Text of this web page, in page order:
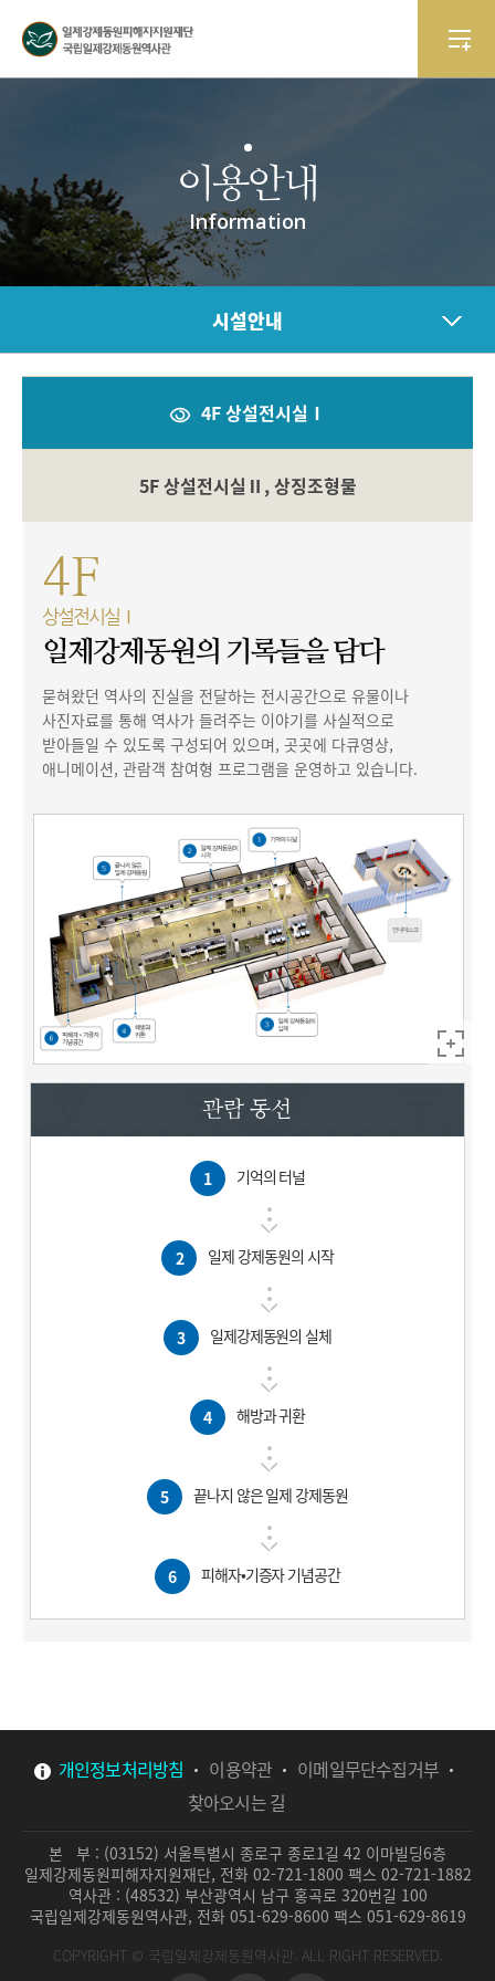
이용안내
Information
시설안내
4F 상설전시실Ⅰ
5F 상설전시실Ⅱ, 상징조형물
4F
상설전시실Ⅰ
일제강제동원의 기록들을 담다
묻혀왔던 역사의 진실을 전달하는 전시공간으로 유물이나
사진자료를 통해 역사가 들려주는 이야기를 사실적으로
받아들일 수 있도록 구성되어 있으며, 곳곳에 다큐영상,
애니메이션, 관람객 참여형 프로그램을 운영하고 있습니다.
관람 동선
1 기억의 터널
2 일제 강제동원의 시작
3 일제강제동원의 실체
4 해방과 귀환
5 끝나지 않은 일제 강제동원
6 피해자•기증자 기념공간
개인정보처리방침 이용약관
이메일무단수집거부
찾아오시는 길
본 부 : (03152) 서울특별시 종로구 종로1길 42 이마빌딩6층
일제강제동원피해자지원재단, 전화 02-721-1800 팩스 02-721-1882
역사관 : (48532) 부산광역시 남구 홍곡로 320번길 100
국립일제강제동원역사관, 전화 051-629-8600 팩스 051-629-8619
COPYRIGHT © 국립일제강제동원역사관. ALL RIGHT RESERVED.